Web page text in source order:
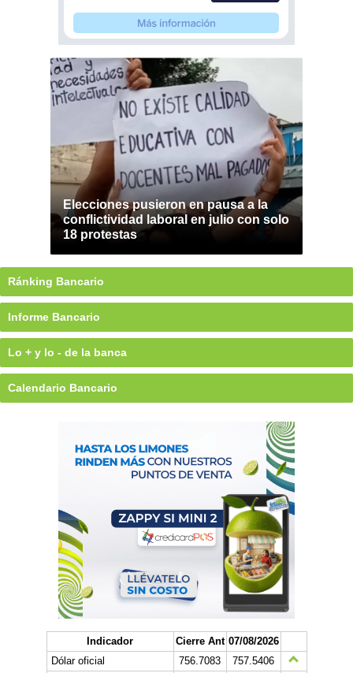
Elecciones pusieron en pausa a la
conflictividad laboral en julio con solo
18 protestas
Ránking Bancario
Informe Bancario
Lo + y lo - de la banca
Calendario Bancario
Indicador Cierre Ant 07/08/2026
Dólar oficial
756.7083
757.5406